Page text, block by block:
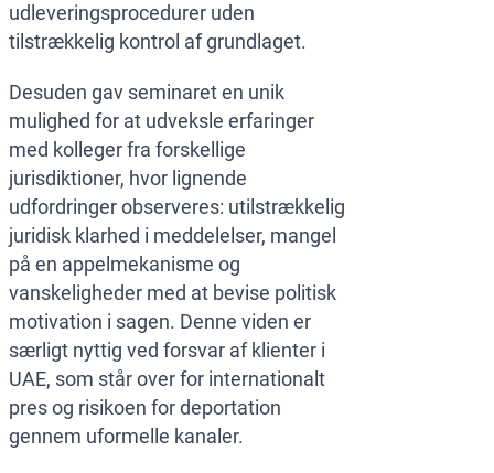
udleveringsprocedurer uden
tilstrækkelig kontrol af grundlaget.
Desuden gav seminaret en unik
mulighed for at udveksle erfaringer
med kolleger fra forskellige
jurisdiktioner, hvor lignende
udfordringer observeres: utilstrækkelig
juridisk klarhed i meddelelser, mangel
på en appelmekanisme og
vanskeligheder med at bevise politisk
motivation i sagen. Denne viden er
særligt nyttig ved forsvar af klienter i
UAE, som står over for internationalt
pres og risikoen for deportation
gennem uformelle kanaler.